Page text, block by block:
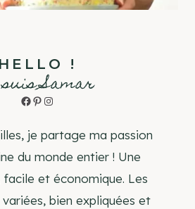
HELLO !
Samar
Facebook
Pinterest
Instagram
je partage ma passion
du monde entier ! Une
facile et économique. Les
bien expliquées et